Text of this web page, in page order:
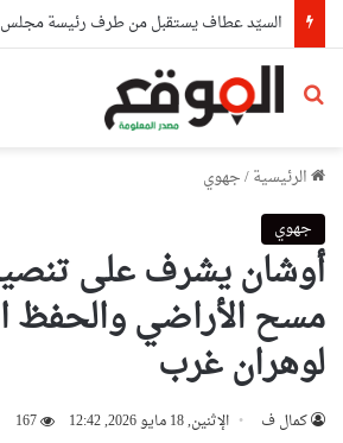
بحث عن
الرئيسية/جهوي
جهوي
أوشان يشرف على
مسح الأراضي والحفظ
لوهران غرب
كمال ف الإثنين, 18 مايو 2026, 12:42 167